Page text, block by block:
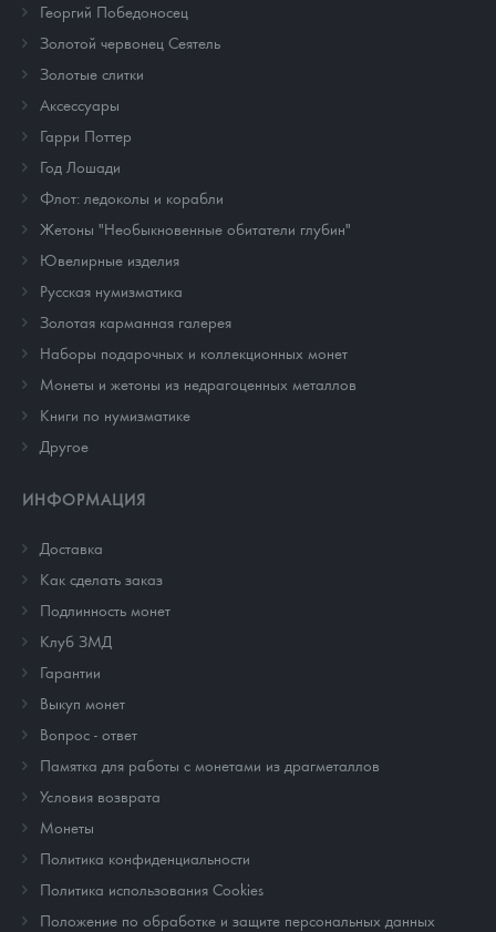
Георгий Победоносец
Золотой червонец Сеятель
Золотые слитки
Аксессуары
Гарри Поттер
Год Лошади
Флот: ледоколы и корабли
Жетоны "Необыкновенные обитатели глубин"
Ювелирные изделия
Русская нумизматика
Золотая карманная галерея
Наборы подарочных и коллекционных монет
Монеты и жетоны из недрагоценных металлов
Книги по нумизматике
Другое
ИНФОРМАЦИЯ
Доставка
Как сделать заказ
Подлинность монет
Клуб ЗМД
Гарантии
Выкуп монет
Вопрос - ответ
Памятка для работы с монетами из драгметаллов
Условия возврата
Монеты
Политика конфиденциальности
Политика использования Cookies
Положение по обработке и защите персональных данных